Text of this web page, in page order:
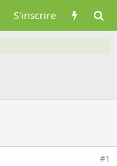
S'inscrire
#1